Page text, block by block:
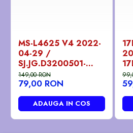
MS-L4625 V4 2022-
04-29 /
SJ.JG.D3200501-
3030FS-M
1.14.JHMD320001
210827 - pozitia
PX306 PX308 PX309
GG46
149,00 RON
79,00 RON
ADAUGA IN COS